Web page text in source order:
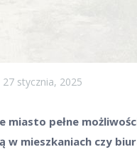
27 stycznia, 2025
pełne
mieszkaniach czy